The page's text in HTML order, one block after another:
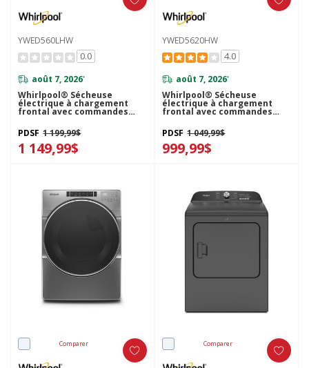
YWED560LHW
0.0
août 7, 2026*
Whirlpool® Sécheuse
électrique à chargement
frontal avec commandes
YWED560LHW
PDSF 1 199,99$
1 149,99$
YWED5620HW
4.0
août 7, 2026*
Whirlpool® Sécheuse
électrique à chargement
frontal avec commandes
YWED5620HW
PDSF 1 049,99$
999,99$
Comparer Comparer